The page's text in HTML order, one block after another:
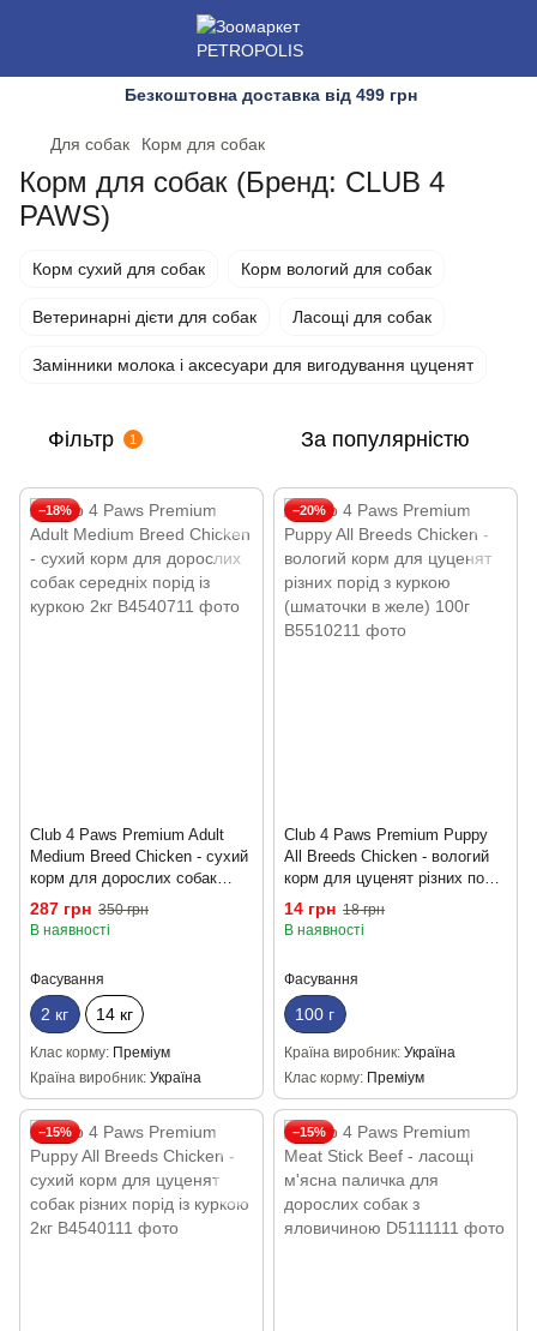
Безкоштовна доставка від 499 грн
Для собак Корм для собак
Корм для собак (Бренд: CLUB 4
PAWS)
Корм сухий для собак Корм вологий для собак
Ветеринарні дієти для собак Ласощі для собак
Замінники молока і аксесуари для вигодування цуценят
Фільтр 1 За популярністю
−18%
Club 4 Paws Premium Adult
Medium Breed Chicken - сухий
корм для дорослих собак
середніх порід із куркою 2кг
287 грн 350 грн
В наявності
Фасування
2 кг 14 кг
Клас корму Преміум
Країна виробник Україна
−20%
Club 4 Paws Premium Puppy
All Breeds Chicken - вологий
корм для цуценят різних порід
з куркою (шматочки в желе)
100г
14 грн 18 грн
В наявності
Фасування
100 г
Країна виробник Україна
Клас корму Преміум
−15% −15%